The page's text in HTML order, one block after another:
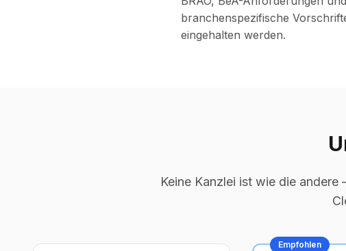
branchenspezifische
eingehalten werden.
Keine Kanzlei ist wie die
Empfohlen